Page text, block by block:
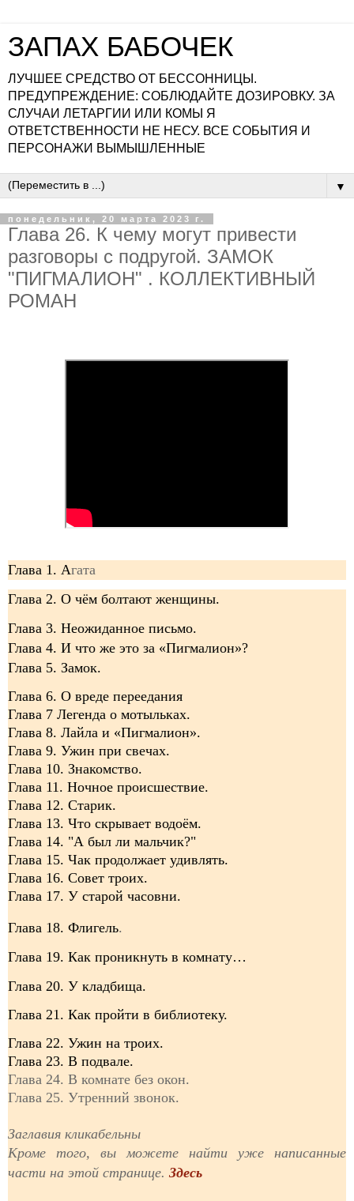
ЗАПАХ БАБОЧЕК
ЛУЧШЕЕ СРЕДСТВО ОТ БЕССОННИЦЫ.
ПРЕДУПРЕЖДЕНИЕ: СОБЛЮДАЙТЕ ДОЗИРОВКУ. ЗА
СЛУЧАИ ЛЕТАРГИИ ИЛИ КОМЫ Я
ОТВЕТСТВЕННОСТИ НЕ НЕСУ. ВСЕ СОБЫТИЯ И
ПЕРСОНАЖИ ВЫМЫШЛЕННЫЕ
▼
понедельник, 20 марта 2023 г.
Глава 26. К чему могут привести
разговоры с подругой. ЗАМОК
"ПИГМАЛИОН" . КОЛЛЕКТИВНЫЙ
РОМАН
Глава 1. Агата
Глава 2. О чём болтают женщины.
Глава 3. Неожиданное письмо.
Глава 4. И что же это за «Пигмалион»?
Глава 5. Замок.
Глава 6. О вреде переедания
Глава 7 Легенда о мотыльках.
Глава 8. Лайла и «Пигмалион».
Глава 9. Ужин при свечах.
Глава 10. Знакомство.
Глава 11. Ночное происшествие.
Глава 12. Старик.
Глава 13. Что скрывает водоём.
Глава 14. "А был ли мальчик?"
Глава 15. Чак продолжает удивлять.
Глава 16. Совет троих.
Глава 17. У старой часовни.
Глава 18. Флигель.
Глава 19. Как проникнуть в комнату…
Глава 20. У кладбища.
Глава 21. Как пройти в библиотеку.
Глава 22. Ужин на троих.
Глава 23. В подвале.
Глава 24. В комнате без окон.
Глава 25. Утренний звонок.
Заглавия кликабельны
Кроме того, вы можете найти уже написанные
части на этой странице. Здесь